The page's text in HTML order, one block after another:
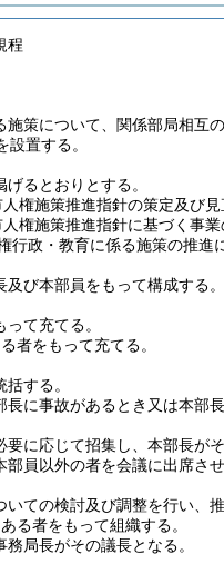
程
策について、関係部局相互
設置する。
るとおりとする。
権施策推進指針の策定及び見
権施策推進指針に基づく事業
行政・教育に係る施策の推進
び本部員をもって構成する。
て充てる。
者をもって充てる。
する。
に事故があるとき又は本部
に応じて招集し、本部長がそ
員以外の者を会議に出席さ
いての検討及び調整を行い、
る者をもって組織する。
局長がその議長となる。